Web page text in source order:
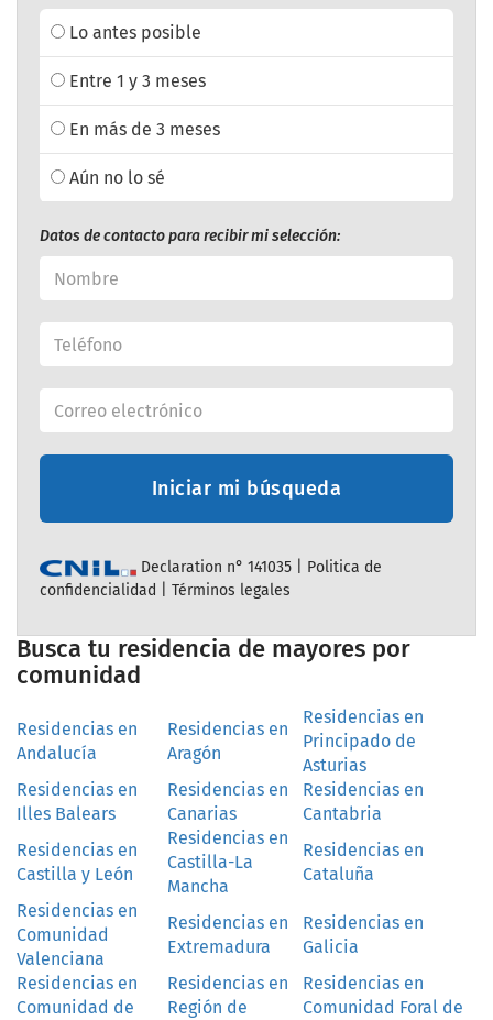
Lo antes posible
Entre 1 y 3 meses
En más de 3 meses
Aún no lo sé
Datos de contacto para recibir mi selección:
Iniciar mi búsqueda
Declaration n° 141035 | Politica de
confidencialidad
Términos legales
Busca tu residencia de mayores por
comunidad
Residencias en
Andalucía
Residencias en
Aragón
Residencias en
Principado de
Asturias
Residencias en
Illes Balears
Residencias en
Canarias
Residencias en
Cantabria
Residencias en
Castilla y León
Residencias en
Castilla-La
Mancha
Residencias en
Cataluña
Residencias en
Comunidad
Valenciana
Residencias en
Extremadura
Residencias en
Galicia
Residencias en
Comunidad de
Residencias en
Región de
Residencias en
Comunidad Foral de